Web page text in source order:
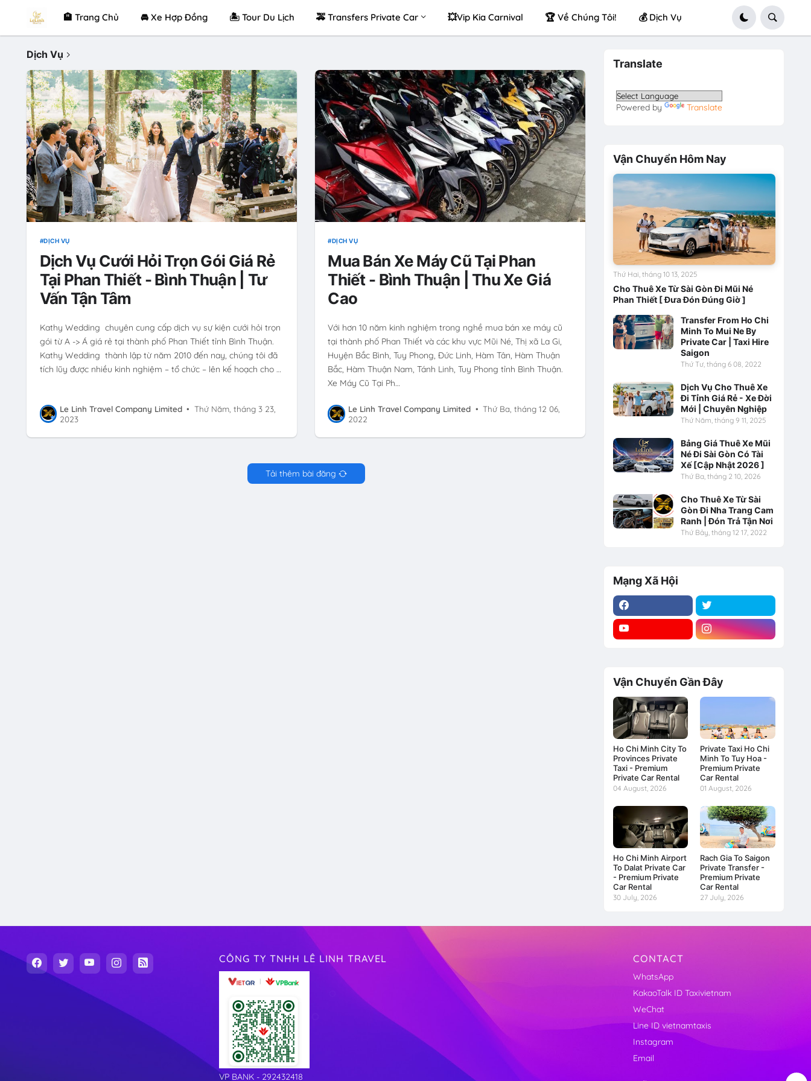
🏨 Trang Chủ 🚘 Xe Hợp Đồng 🏝 Tour Du Lịch 🚕 Transfers Private Car 💥Vip Kia Carnival 🏆 Về Chúng Tôi! 💰 Dịch Vụ
Dịch Vụ
DỊCH VỤ
Dịch Vụ Cưới Hỏi Trọn Gói Giá Rẻ
Tại Phan Thiết - Bình Thuận | Tư
Vấn Tận Tâm
Kathy Wedding chuyên cung cấp dịch vụ sự kiện cưới hỏi trọn
gói từ A -> Á giá rẻ tại thành phố Phan Thiết tỉnh Bình Thuận.
Kathy Wedding thành lập từ năm 2010 đến nay, chúng tôi đã
tích lũy được nhiều kinh nghiệm – tổ chức – lên kế hoạch cho …
Le Linh Travel Company Limited • Thứ Năm, tháng 3 23,
2023
DỊCH VỤ
Mua Bán Xe Máy Cũ Tại Phan
Thiết - Bình Thuận | Thu Xe Giá
Cao
Với hơn 10 năm kinh nghiệm trong nghề mua bán xe máy cũ
tại thành phố Phan Thiết và các khu vực Mũi Né, Thị xã La Gi,
Huyện Bắc Bình, Tuy Phong, Đức Linh, Hàm Tân, Hàm Thuận
Bắc, Hàm Thuận Nam, Tánh Linh, Tuy Phong tỉnh Bình Thuận.
Xe Máy Cũ Tại Ph…
Le Linh Travel Company Limited • Thứ Ba, tháng 12 06,
2022
Tải thêm bài đăng
Translate
Powered by Translate
Vận Chuyển Hôm Nay
Cho Thuê Xe Từ Sài Gòn Đi Mũi Né
Phan Thiết [ Đưa Đón Đúng Giờ ]
Thứ Hai, tháng 10 13, 2025
Transfer From Ho Chi
Minh To Mui Ne By
Private Car | Taxi Hire
Saigon
Thứ Tư, tháng 6 08, 2022
Dịch Vụ Cho Thuê Xe
Đi Tỉnh Giá Rẻ - Xe Đời
Mới | Chuyên Nghiệp
Thứ Năm, tháng 9 11, 2025
Bảng Giá Thuê Xe Mũi
Né Đi Sài Gòn Có Tài
Xế [Cập Nhật 2026 ]
Thứ Ba, tháng 2 10, 2026
Cho Thuê Xe Từ Sài
Gòn Đi Nha Trang Cam
Ranh | Đón Trả Tận Nơi
Thứ Bảy, tháng 12 17, 2022
Mạng Xã Hội
Vận Chuyển Gần Đây
Ho Chi Minh City To
Provinces Private
Taxi - Premium
Private Car Rental
04 August, 2026
Private Taxi Ho Chi
Minh To Tuy Hoa -
Premium Private
Car Rental
01 August, 2026
Ho Chi Minh Airport
To Dalat Private Car
- Premium Private
Car Rental
30 July, 2026
Rach Gia To Saigon
Private Transfer -
Premium Private
Car Rental
27 July, 2026
CÔNG TY TNHH LÊ LINH TRAVEL
VP BANK - 292432418
CONTACT
WhatsApp
KakaoTalk ID Taxivietnam
WeChat
Line ID vietnamtaxis
Instagram
Email